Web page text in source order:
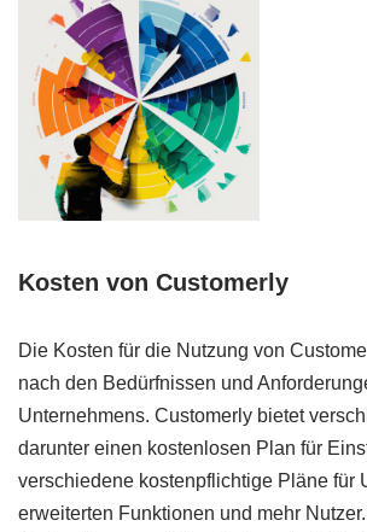
Kosten von Customerly
Die Kosten für die Nutzung von
nach den Bedürfnissen und
Unternehmens. Customerly bietet
darunter einen kostenlosen Plan für
verschiedene kostenpflichtige Pläne für
erweiterten Funktionen und mehr